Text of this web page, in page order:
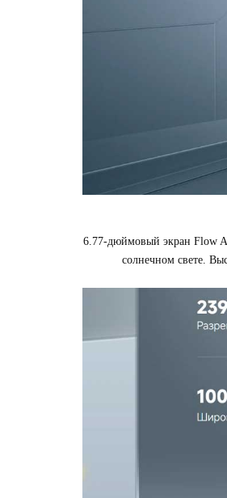
6.77-дюймовый экран Flow
солнечном свете.